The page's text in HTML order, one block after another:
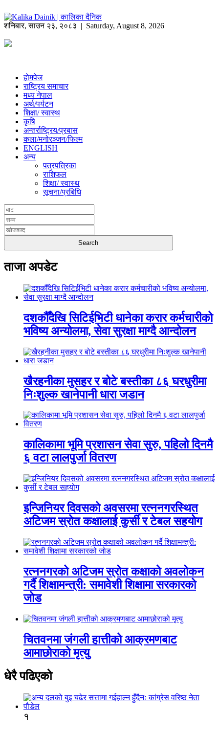
शनिबार,साउन २३, २०८३ | Saturday, August 8, 2026
होमपेज
राष्ट्रिय समाचार
मध्य नेपाल
अर्थ/पर्यटन
शिक्षा/ स्वास्थ
कृषि
अन्तर्राष्ट्रिय/प्रबास
कला/मनोरञ्जन/फिल्म
ENGLISH
अन्य
पत्रपत्रिका
राशिफल
शिक्षा/ स्वास्थ
सूचना/प्रबिधि
ताजा अपडेट
दशकौँदेखि सिटिईभिटी धानेका करार कर्मचारीको
भविष्य अन्योलमा, सेवा सुरक्षा माग्दै आन्दोलन
खैरहनीका मुसहर र बोटे बस्तीका ८६ घरधुरीमा
निःशुल्क खानेपानी धारा जडान
कालिकामा भूमि प्रशासन सेवा सुरु, पहिलो दिनमै
६ वटा लालपुर्जा वितरण
इन्जिनियर दिवसको अवसरमा रत्ननगरस्थित
अटिजम स्रोत कक्षालाई कुर्सी र टेबल सहयोग
रत्ननगरको अटिजम स्रोत कक्षाको अवलोकन
गर्दै शिक्षामन्त्री: समावेशी शिक्षामा सरकारको
जोड
चितवनमा जंगली हात्तीको आक्रमणबाट
आमाछोराको मृत्यु
धेरै पढिएको
१